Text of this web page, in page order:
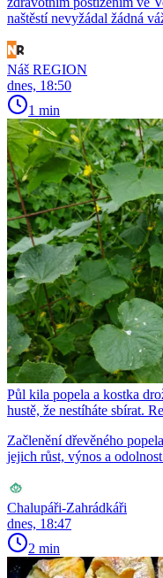
naštěstí nevyžádal žádná
Náš REGION
dnes, 18:50
1 min
Půl kila popela a kostka
hustě, že nestíháte sbírat.
Začlenění dřevěného
jejich růst, výnos a
Chalupáři-Zahrádkáři
dnes, 18:47
2 min